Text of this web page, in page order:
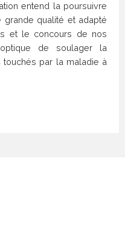
entend la poursuivre
grande qualité et adapté
et le concours de nos
de soulager la
par la maladie à